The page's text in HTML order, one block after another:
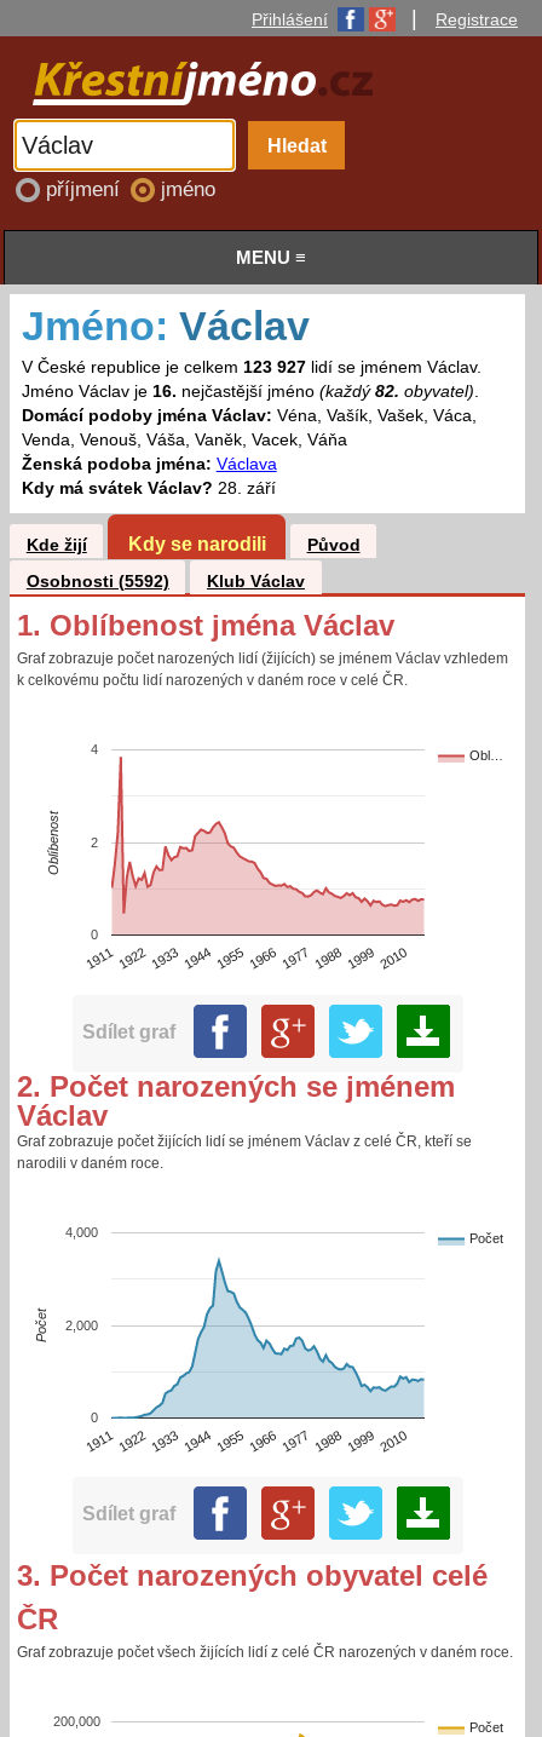
Přihlášení Registrace
příjmení jméno
MENU ≡
Jméno: Václav
V České republice je celkem 123 927lidí se jménem Václav.
Jméno Václav je 16. nejčastější jméno (každý 82. obyvatel).
Domácí podoby jména Václav: Véna, Vašík, Vašek, Váca,
Venda, Venouš, Váša, Vaněk, Vacek, Váňa
Ženská podoba jména: Václava
Kdy má svátek Václav? 28. září
Kde žijí Kdy se narodili
Původ
Osobnosti (5592)
Klub Václav
1. Oblíbenost jména Václav
Graf zobrazuje počet narozených lidí (žijících) se jménem Václav vzhledem
k celkovému počtu lidí narozených v daném roce v celé ČR.
Obl…
1911 1922 1933 1944 1955 1966 1977 1988 1999 2010
0
2
4
Oblíbenost
Sdílet graf
2. Počet narozených se jménem
Václav
Graf zobrazuje počet žijících lidí se jménem Václav z celé ČR, kteří se
narodili v daném roce.
Počet
1911 1922 1933 1944 1955 1966 1977 1988 1999 2010
0
2,000
4,000
Počet
Sdílet graf
3. Počet narozených obyvatel celé
ČR
Graf zobrazuje počet všech žijících lidí z celé ČR narozených v daném roce.
Počet
200,000